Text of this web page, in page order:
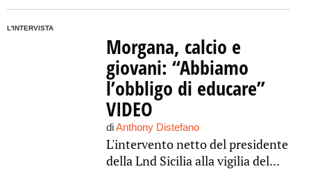
L'INTERVISTA
Morgana, calcio e
giovani: “Abbiamo
l’obbligo di educare”
VIDEO
diAnthony Distefano
L'intervento netto del presidente
della Lnd Sicilia alla vigilia del...